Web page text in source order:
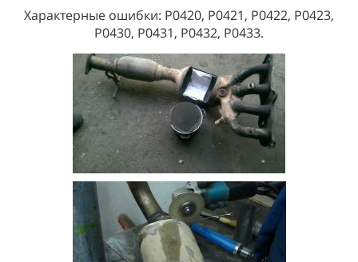
Характерные ошибки: Р0420, Р0421, Р0422, Р0423,
Р0430, Р0431, Р0432, Р0433.